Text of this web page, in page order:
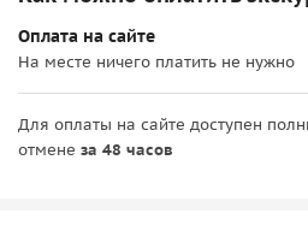
Оплата на сайте
На месте ничего платить не нужно
Для оплаты на сайте доступен
отмене за 48 часов